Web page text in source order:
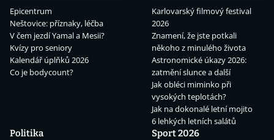
Epicentrum
Neštovice: příznaky, léčba
V čem jezdí Yamal a Mesii?
Kvízy pro seniory
Kalendář úplňků 2026
Co je bodycount?
Karlovarský filmový festival
2026
Znamení, že jste potkali
někoho z minulého života
Astronomické úkazy 2026:
zatmění slunce a další
Jak obléci miminko při
vysokých teplotách?
Jak na dokonalé letní mojito
6 lehkých letních salátů
Politika
Sport 2026